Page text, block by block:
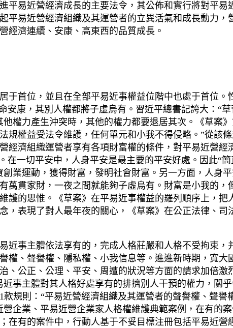
平易近營經濟成長的主要法令，其公佈和實行將對平易
易近營經濟組織及其運營者的立異活氣和成長動力，
經濟連續、安康、高東西的品質成長。
首位，並且在全部平易近事權益位階中也處于首位。
康，其別人權都將子虛烏有。習近平總書記誇大：“
權力產生沖突時，其他的權力都要退居其次。《草案
規權益受法令維護，任何單元和小我不得侵略。”從該
濟組織運營者享有各項財富權的條件，對平易近營經
一切平安中，人身平安是最主要的平安好處。因此“
業運動，獲得財富，發明社會財富。另一方面，人身
貫家財，一夜之間就能夠子虛烏有。財富是小我的，
的思惟。《草案》在平易近事權益的羅列順序上，把
表現了對人最年夜的關心，《草案》在公正法律、司
近事主體依法享有的，完成人格莊嚴和人格不受拘束，
、聲譽權、隱私權、小我信息等。進進新時期，寬大
公正、公理、平安、周遭的狀況等方面的請求加倍激
事主體對其人格好處享有的排擠別人干預的權力，關乎
規則：“平易近營經濟組織及其運營者的聲譽權、聲譽
企業、平易近營企業家人格權維護典範案例，在有的
有的案件中，行動人基于不妥目標注冊包括平易近營